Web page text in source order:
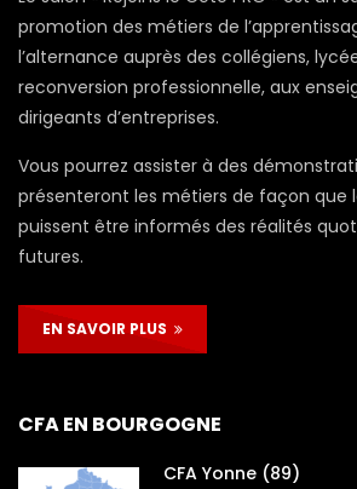
promotion des métiers de
l’alternance auprès des collégiens,
reconversion professionnelle, aux
dirigeants d’entreprises.
Vous pourrez assister à des
présenteront les métiers de façon que
puissent être informés des réalités
futures.
EN SAVOIR PLUS
CFA EN BOURGOGNE
CFA Yonne (89)